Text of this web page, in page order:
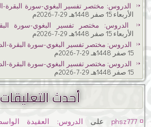
الدروس: مختصر تفسير البغوي-سورة
الأربعاء 15 صفر 1448هـ 29-7-2026م
الدروس: مختصر تفسير البغوي-سورة
الأربعاء 15 صفر 1448هـ 29-7-2026م
الدروس: مختصر تفسير البغوي-سورة البقرة-
15 صفر 1448هـ 29-7-2026م
الدروس: مختصر تفسير البغوي-سورة البقرة-
15 صفر 1448هـ 29-7-2026م
أحدث التعليقات
phsz777 على الدروس: العقيدة